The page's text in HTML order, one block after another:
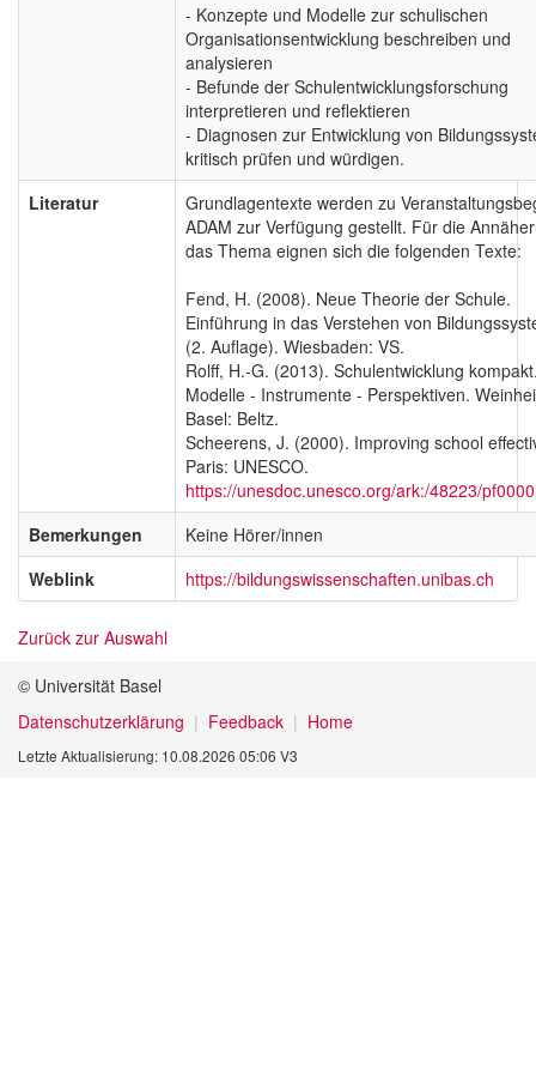
- Konzepte und Modelle zur schulischen
Organisationsentwicklung beschreiben und
analysieren
- Befunde der Schulentwicklungsforschung
interpretieren und reflektieren
- Diagnosen zur Entwicklung von
kritisch prüfen und würdigen.
Literatur
Grundlagentexte werden zu
ADAM zur Verfügung gestellt. Für die
das Thema eignen sich die folgenden Texte:
Fend, H. (2008). Neue Theorie der Schule.
Einführung in das Verstehen von
(2. Auflage). Wiesbaden: VS.
Rolff, H.-G. (2013). Schulentwicklung
Modelle - Instrumente - Perspektiven.
Basel: Beltz.
Scheerens, J. (2000). Improving school
Paris: UNESCO.
https://unesdoc.unesco.org/ark:/48223/
Bemerkungen
Keine Hörer/innen
Weblink
https://bildungswissenschaften.unibas.ch
Zurück zur Auswahl
© Universität Basel
Datenschutzerklärung
Feedback Home
Letzte Aktualisierung: 10.08.2026 05:06 V3